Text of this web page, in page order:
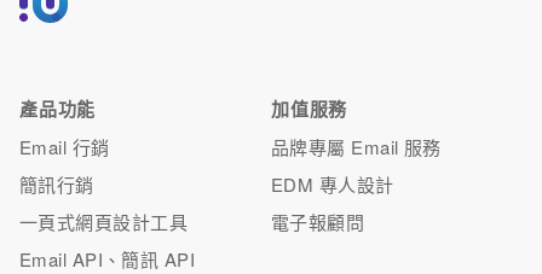
產品功能
Email 行銷
簡訊行銷
一頁式網頁設計工具
Email API、簡訊 API
加值服務
品牌專屬 Email 服務
EDM 專人設計
電子報顧問